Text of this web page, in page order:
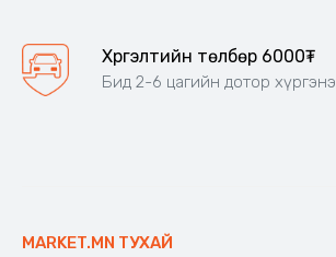
Хүргэлтийн төлбөр 6000₮
Бид 2-6 цагийн дотор хүргэнэ
MARKET.MN ТУХАЙ